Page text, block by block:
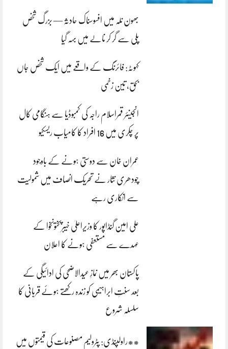
بھون نلہ میں افسوسناک حادثہ — بزرگ شخص
پلی سے گر کر نالے میں بہہ گیا
کہوٹہ: فائرنگ کے واقعے میں ایک شخص جاں
بحق، تین زخمی
انجینئر قمراسلام راجہ کی کمبوڈیا سے ہنگامی کال
پر چکری میں 16 افراد کا کامیاب ریسکیو
عمران خان سے دوستی ہونے کے باوجود
چودھری نثار نے تحریک انصاف میں شمولیت
سے انکاری رہے
علی امین گنڈاپور کا وزیراعلیٰ خیبرپختونخوا کے
عہدے سے مستعفی ہونے کا اعلان
پاکستان بھر میں نمازِ عیدالاضحی کی ادائیگی کے
بعد سنتِ ابراہیمی کو زندہ رکھتے ہوئے قربانی کا
سلسلہ شروع
**راولپنڈی: پٹرولیم مصنوعات کی قیمتوں میں